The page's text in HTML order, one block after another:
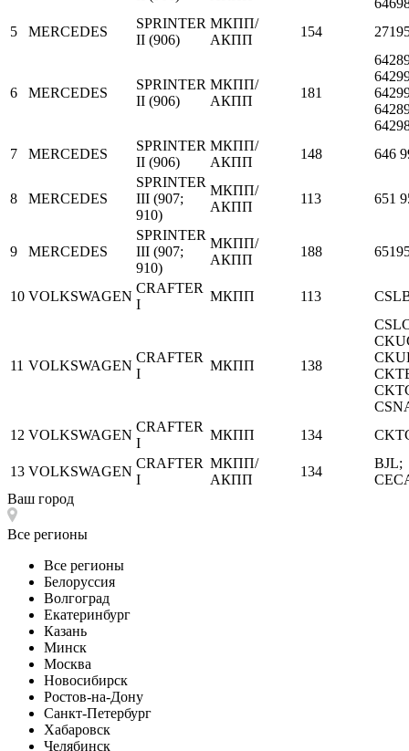
5
MERCEDES
SPRINTER
II (906)
МКПП/
АКПП
154
6 MERCEDES
SPRINTER
II (906)
МКПП/
АКПП
181
7
MERCEDES
SPRINTER
II (906)
МКПП/
АКПП
148 646
8 MERCEDES
SPRINTER
III (907;
910)
МКПП/
АКПП
113 651
9 MERCEDES
SPRINTER
III (907;
910)
МКПП/
АКПП
188
10 VOLKSWAGEN
CRAFTER
I
МКПП 113
11 VOLKSWAGEN
CRAFTER
I
МКПП 138
12 VOLKSWAGEN
CRAFTER
I
МКПП 134
13 VOLKSWAGEN
CRAFTER
I
МКПП/
АКПП
134
BJL;
Ваш город
Все регионы
Все регионы
Белоруссия
Волгоград
Екатеринбург
Казань
Минск
Москва
Новосибирск
Ростов-на-Дону
Санкт-Петербург
Хабаровск
Челябинск